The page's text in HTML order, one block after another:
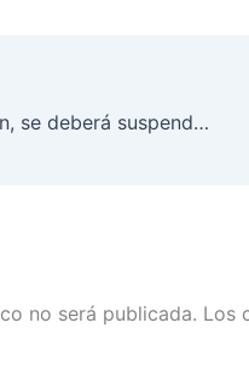
Este jueves inicia periodo de reflexión, se deberá suspender la propaganda en Coahuila y Estado de México
no será publicada. Los